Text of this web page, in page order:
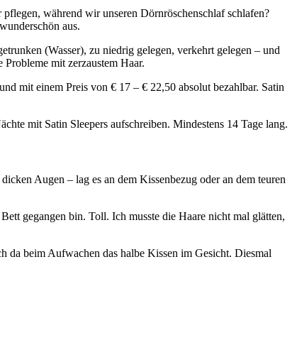
während wir unseren Dörnröschenschlaf schlafen?
aus.
(Wasser), zu niedrig gelegen, verkehrt gelegen – und
mit zerzaustem Haar.
mit einem Preis von € 17 – € 22,50 absolut bezahlbar. Satin
mit Satin Sleepers aufschreiben. Mindestens 14 Tage lang.
Augen – lag es an dem Kissenbezug oder an dem teuren
gegangen bin. Toll. Ich musste die Haare nicht mal glätten,
da beim Aufwachen das halbe Kissen im Gesicht. Diesmal